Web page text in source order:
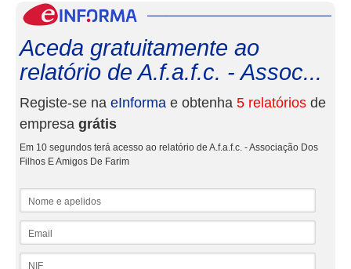
Aceda gratuitamente ao
relatório de A.f.a.f.c. - Assoc...
Registe-se na eInforma e obtenha 5 relatórios de
empresa grátis
Em 10 segundos terá acesso ao relatório de A.f.a.f.c. - Associação Dos
Filhos E Amigos De Farim